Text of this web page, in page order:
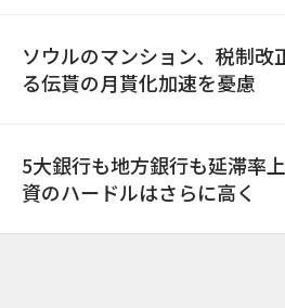
ソウルのマンション、税制改
る伝貰の月貰化加速を憂慮
5大銀行も地方銀行も延滞率
資のハードルはさらに高く